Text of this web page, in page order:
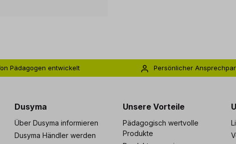
Pädagogen entwickelt
Persönlicher
Dusyma
Über Dusyma informieren
Dusyma Händler werden
Unsere Vorteile
Pädagogisch wertvolle
Produkte